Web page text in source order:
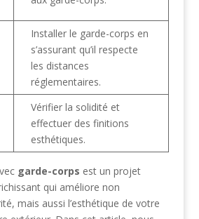
Installer le garde-corps en
s’assurant qu’il respecte
les distances
réglementaires.
Vérifier la solidité et
effectuer des finitions
esthétiques.
garde-corps est un projet
qui améliore non
mais aussi l’esthétique de votre